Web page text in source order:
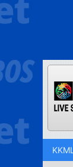
KKML